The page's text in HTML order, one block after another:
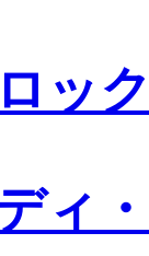
ッ
ィ